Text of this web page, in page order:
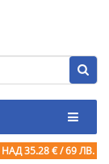
НАД 35.28 € / 69 ЛВ.